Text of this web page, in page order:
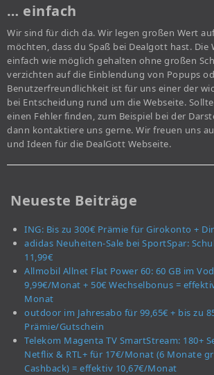
… einfach
Wir sind für dich da. Wir legen großen Wert
möchten, dass du Spaß bei Dealgott hast. Die
einfach wie möglich gehalten ohne großen
verzichten auf die Einblendung von Popups
Benutzerfreundlichkeit ist für uns einer der
bei Entscheidung rund um die Webseite.
einen Fehler finden, zum Beispiel bei der
dann kontaktiere uns gerne. Wir freuen uns
und Ideen für die DealGott Webseite.
Neueste Beiträge
ING: Bis zu 300€ Prämie für Girokonto +
adidas Neuheiten-Sale bei SportSpar:
11,99€
Allmobil Allnet Flat Power 60: 60 GB im
9,99€/Monat + 50€ Wechselbonus =
Monat
outdoor im Jahresabo für 99,65€ + bis zu
Prämie/Gutschein
Telekom Magenta TV SmartStream: 180+
Netflix & RTL+ für 17€/Monat (6 Monate
Cashback) = effektiv 10,67€/Monat